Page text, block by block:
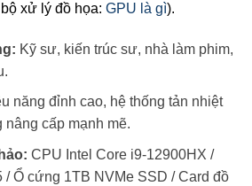
xử lý đồ họa: GPU là gì).
Kỹ sư, kiến trúc sư, nhà làm phim,
năng đỉnh cao, hệ thống tản nhiệt
nâng cấp mạnh mẽ.
CPU Intel Core i9-12900HX /
/ Ổ cứng 1TB NVMe SSD / Card đồ